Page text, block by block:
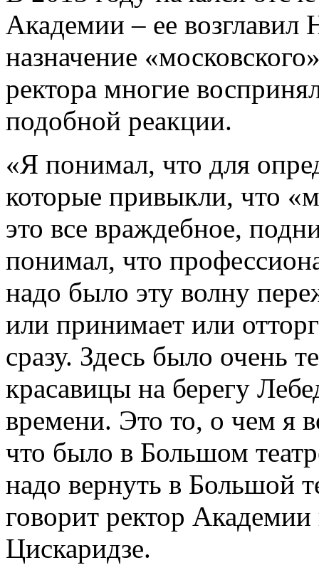
Академии – ее возглавил
назначение
ректора многие
подобной реакции.
«Я понимал, что для
которые привыкли, что
это все враждебное,
понимал, что
надо было эту волну
или принимает или
сразу. Здесь было очень
красавицы на берегу
времени. Это то, о чем я
что было в Большом
надо вернуть в Большой
говорит ректор
Цискаридзе.